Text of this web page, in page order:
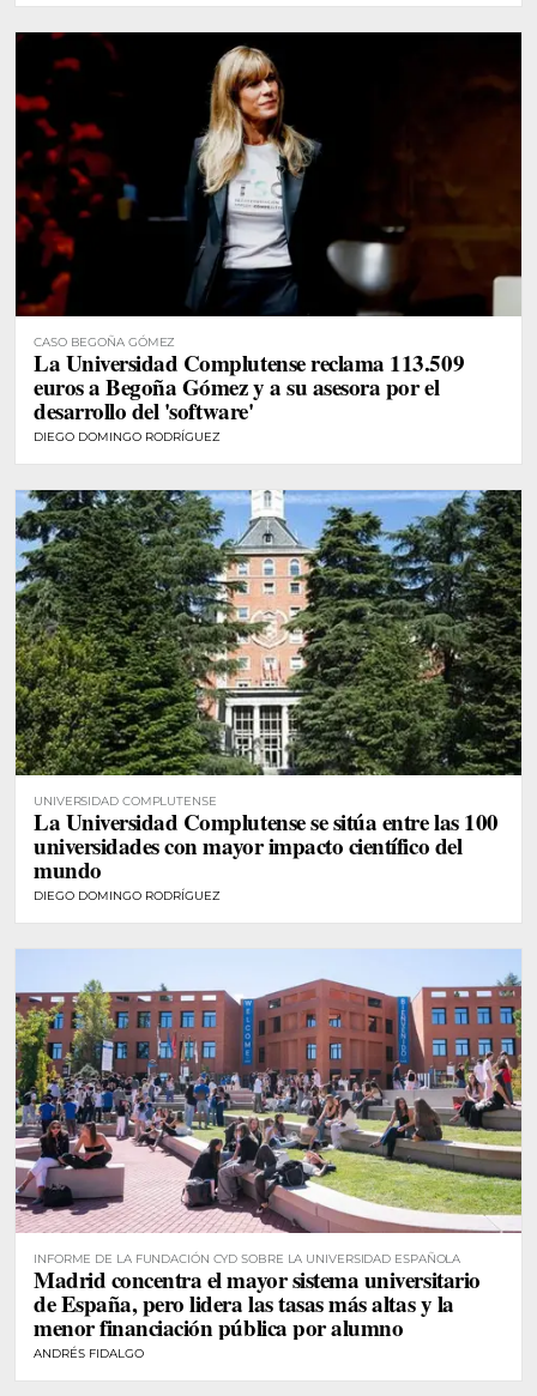
CASO BEGOÑA GÓMEZ
La Universidad Complutense reclama 113.509
euros a Begoña Gómez y a su asesora por el
desarrollo del 'software'
DIEGO DOMINGO RODRÍGUEZ
UNIVERSIDAD COMPLUTENSE
La Universidad Complutense se sitúa entre las 100
universidades con mayor impacto científico del
mundo
DIEGO DOMINGO RODRÍGUEZ
INFORME DE LA FUNDACIÓN CYD SOBRE LA UNIVERSIDAD ESPAÑOLA
Madrid concentra el mayor sistema universitario
de España, pero lidera las tasas más altas y la
menor financiación pública por alumno
ANDRÉS FIDALGO